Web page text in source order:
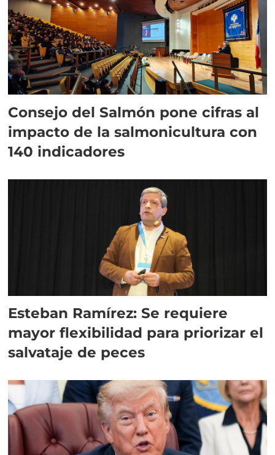
Consejo del Salmón pone cifras al
impacto de la salmonicultura con
140 indicadores
Esteban Ramírez: Se requiere
mayor flexibilidad para priorizar el
salvataje de peces